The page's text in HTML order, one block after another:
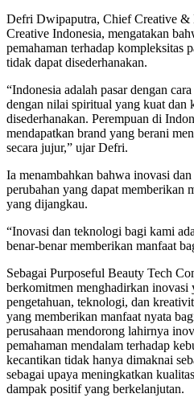
Defri Dwipaputra, Chief Creative &
Creative Indonesia, mengatakan
pemahaman terhadap kompleksitas
tidak dapat disederhanakan.
“Indonesia adalah pasar dengan
dengan nilai spiritual yang kuat dan
disederhanakan. Perempuan di
mendapatkan brand yang berani
secara jujur,” ujar Defri.
Ia menambahkan bahwa inovasi
perubahan yang dapat memberikan
yang dijangkau.
“Inovasi dan teknologi bagi kami
benar-benar memberikan manfaat
Sebagai Purposeful Beauty Tech
berkomitmen menghadirkan inovasi
pengetahuan, teknologi, dan
yang memberikan manfaat nyata
perusahaan mendorong lahirnya
pemahaman mendalam terhadap
kecantikan tidak hanya dimaknai
sebagai upaya meningkatkan
dampak positif yang berkelanjutan.